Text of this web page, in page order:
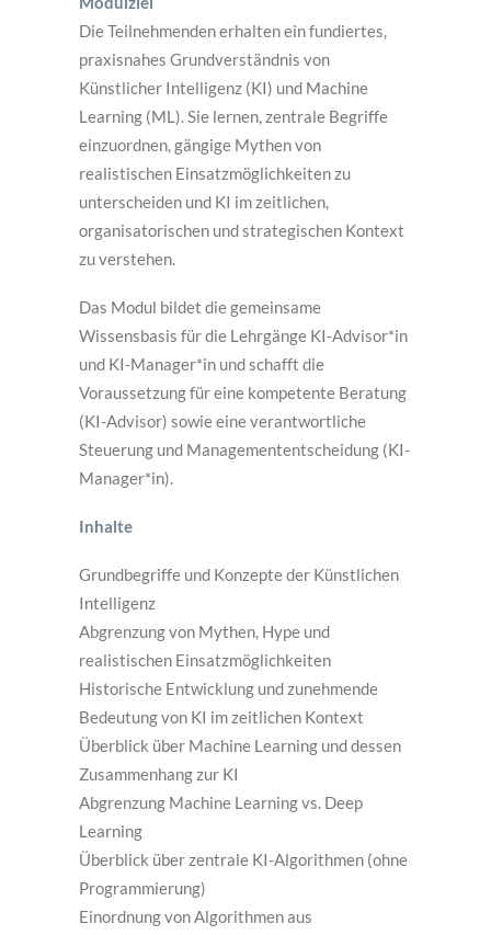
Die Teilnehmenden erhalten ein fundiertes,
praxisnahes Grundverständnis von
Künstlicher Intelligenz (KI) und Machine
Learning (ML). Sie lernen, zentrale Begriffe
einzuordnen, gängige Mythen von
realistischen Einsatzmöglichkeiten zu
unterscheiden und KI im zeitlichen,
organisatorischen und strategischen Kontext
zu verstehen.
Das Modul bildet die gemeinsame
Wissensbasis für die Lehrgänge KI-Advisor*in
und KI-Manager*in und schafft die
Voraussetzung für eine kompetente Beratung
(KI-Advisor) sowie eine verantwortliche
Steuerung und Managemententscheidung (KI-
Manager*in).
Inhalte
Grundbegriffe und Konzepte der Künstlichen
Intelligenz
Abgrenzung von Mythen, Hype und
realistischen Einsatzmöglichkeiten
Historische Entwicklung und zunehmende
Bedeutung von KI im zeitlichen Kontext
Überblick über Machine Learning und dessen
Zusammenhang zur KI
Abgrenzung Machine Learning vs. Deep
Learning
Überblick über zentrale KI-Algorithmen (ohne
Programmierung)
Einordnung von Algorithmen aus